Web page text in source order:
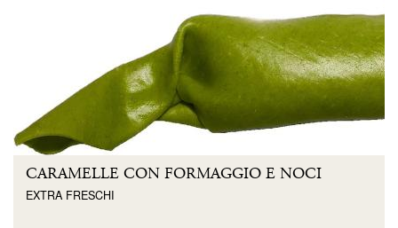
CARAMELLE CON FORMAGGIO E NOCI
EXTRA FRESCHI